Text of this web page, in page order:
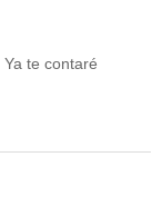
te contaré